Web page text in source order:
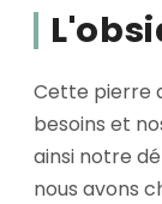
Cette pierre
besoins et
ainsi notre
nous avons